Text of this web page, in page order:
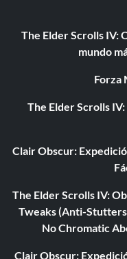
The Elder Scrolls IV:
mundo
Forza
The Elder Scrolls
Clair Obscur:
The Elder Scrolls IV:
Tweaks (Anti-
No Chromatic
Clair Obscur: